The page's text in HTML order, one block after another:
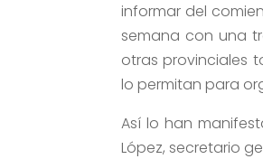
informar del
semana con una
otras provinciales
lo permitan para
Así lo han
López, secretario